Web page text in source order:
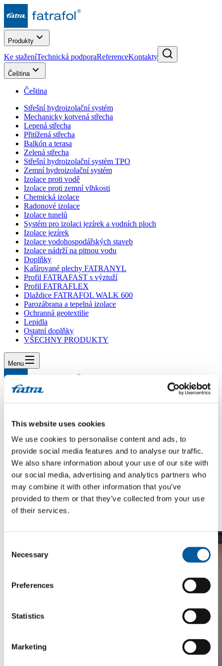
This website uses cookies
We use cookies to personalise content and ads, to
provide social media features and to analyse our traffic.
We also share information about your use of our site with
our social media, advertising and analytics partners who
may combine it with other information that you’ve
provided to them or that they’ve collected from your use
of their services.
Selection
Necessary
Preferences
Statistics
Marketing
Produkty
Ke staženíTechnická podporaReferenceKontakty
Čeština
Čeština
Střešní hydroizolační systém
Mechanicky kotvená střecha
Lepená střecha
Přitížená střecha
Balkón a terasa
Zelená střecha
Střešní hydroizolační systém TPO
Zemní hydroizolační systém
Izolace proti vodě
Izolace proti zemní vlhkosti
Chemická izolace
Radonové izolace
Izolace tunelů
Systém pro izolaci jezírek a vodních ploch
Izolace jezírek
Izolace vodohospodářských staveb
Izolace nádrží na pitnou vodu
Doplňky
Kašírované plechy FATRANYL
Profil FATRAFAST s výztuží
Profil FATRAFLEX
Dlaždice FATRAFOL WALK 600
Parozábrana a tepelná izolace
Ochranná geotextilie
Lepidla
Ostatní doplňky
VŠECHNY PRODUKTY
Menu
Oprava folie Fatrafol na balkoně.
Dotaz
Dobrý den, vyměnili jsme plastové dvéře na balkoně. Řemeslníci
odřízli folii cca 15 cm od dveří, vlastně v ostění dveří včetně
soklíků. Opravu chci provést sám, folii mám. Mám dotaz, bude pro
mne lepší folii nalepit lepidlem, nebo půjčit leister a folii svařit?